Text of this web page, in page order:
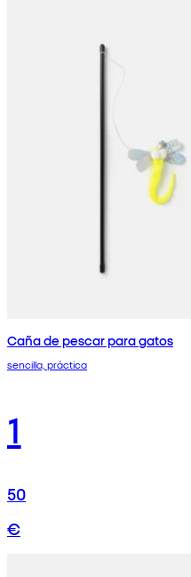
Caña de pescar para gatos
sencilla, práctica
1
50
€